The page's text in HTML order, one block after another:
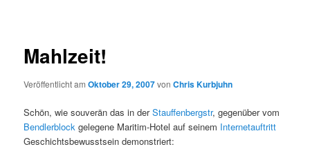
Mahlzeit!
Veröffentlicht amOktober 29, 2007vonChris Kurbjuhn
Schön, wie souverän das in derStauffenbergstr, gegenüber vom
Bendlerblock gelegene Maritim-Hotel auf seinem Internetauftritt
Geschichtsbewusstsein demonstriert: